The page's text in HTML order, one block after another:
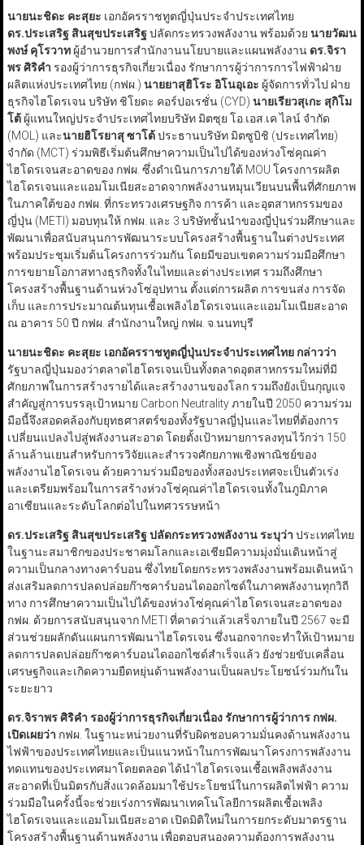
นายนะชิดะ คะสุยะ เอกอัครราชทูตญี่ปุ่นประจำประเทศไทย
ดร.ประเสริฐ สินสุขประเสริฐปลัดกระทรวงพลังงาน พร้อมด้วย นายวัฒน
พงษ์ คุโรวาท ผู้อำนวยการสำนักงานนโยบายและแผนพลังงาน ดร.จิรา
พร ศิริคำ รองผู้ว่าการธุรกิจเกี่ยวเนื่อง รักษาการผู้ว่าการการไฟฟ้าฝ่าย
ผลิตแห่งประเทศไทย (กฟผ.) นายยาสุฮิโระ อิโนอุเอะ ผู้จัดการทั่วไป ฝ่าย
ธุรกิจไฮโดรเจน บริษัท ชิโยดะ คอร์ปอเรชั่น (CYD) นายเรียวสุเกะ สุกิโม
โต้ ผู้แทนใหญ่ประจำประเทศไทยบริษัท มิตซุย โอ.เอส.เค ไลน์ จำกัด
(MOL) และนายฮิโรยาสุ ซาโต้ประธานบริษัท มิตซูบิชิ (ประเทศไทย)
จำกัด (MCT) ร่วมพิธีเริ่มต้นศึกษาความเป็นไปได้ของห่วงโซ่คุณค่า
ไฮโดรเจนสะอาดของ กฟผ. ซึ่งดำเนินการภายใต้ MOU โครงการผลิต
ไฮโดรเจนและแอมโมเนียสะอาดจากพลังงานหมุนเวียนบนพื้นที่ศักยภาพ
ในภาคใต้ของ กฟผ. ที่กระทรวงเศรษฐกิจ การค้า และอุตสาหกรรมของ
ญี่ปุ่น (METI) มอบทุนให้ กฟผ. และ 3 บริษัทชั้นนำของญี่ปุ่นร่วมศึกษาและ
พัฒนาเพื่อสนับสนุนการพัฒนาระบบโครงสร้างพื้นฐานในต่างประเทศ
พร้อมประชุมเริ่มต้นโครงการร่วมกัน โดยมีขอบเขตความร่วมมือศึกษา
การขยายโอกาสทางธุรกิจทั้งในไทยและต่างประเทศ รวมถึงศึกษา
โครงสร้างพื้นฐานด้านห่วงโซ่อุปทาน ตั้งแต่การผลิต การขนส่ง การจัด
เก็บ และการประมาณต้นทุนเชื้อเพลิงไฮโดรเจนและแอมโมเนียสะอาด
ณ อาคาร 50 ปี กฟผ. สำนักงานใหญ่ กฟผ. จ.นนทบุรี
นายนะชิดะ คะสุยะ เอกอัครราชทูตญี่ปุ่นประจำประเทศไทย กล่าวว่า
รัฐบาลญี่ปุ่นมองว่าตลาดไฮโดรเจนเป็นทั้งตลาดอุตสาหกรรมใหม่ที่มี
ศักยภาพในการสร้างรายได้และสร้างงานของโลก รวมถึงยังเป็นกุญแจ
สำคัญสู่การบรรลุเป้าหมาย Carbon Neutrality ภายในปี 2050 ความร่วม
มือนี้จึงสอดคล้องกับยุทธศาสตร์ของทั้งรัฐบาลญี่ปุ่นและไทยที่ต้องการ
เปลี่ยนแปลงไปสู่พลังงานสะอาด โดยตั้งเป้าหมายการลงทุนไว้กว่า 150
ล้านล้านเยนสำหรับการวิจัยและสำรวจศักยภาพเชิงพาณิชย์ของ
พลังงานไฮโดรเจน ด้วยความร่วมมือของทั้งสองประเทศจะเป็นตัวเร่ง
และเตรียมพร้อมในการสร้างห่วงโซ่คุณค่าไฮโดรเจนทั้งในภูมิภาค
อาเซียนและระดับโลกต่อไปในทศวรรษหน้า
ดร.ประเสริฐ สินสุขประเสริฐ ปลัดกระทรวงพลังงาน ระบุว่า ประเทศไทย
ในฐานะสมาชิกของประชาคมโลกและเอเชียมีความมุ่งมั่นเดินหน้าสู่
ความเป็นกลางทางคาร์บอน ซึ่งไทยโดยกระทรวงพลังงานพร้อมเดินหน้า
ส่งเสริมลดการปลดปล่อยก๊าซคาร์บอนไดออกไซด์ในภาคพลังงานทุกวิถี
ทาง การศึกษาความเป็นไปได้ของห่วงโซ่คุณค่าไฮโดรเจนสะอาดของ
กฟผ. ด้วยการสนับสนุนจาก METI ที่คาดว่าแล้วเสร็จภายในปี 2567 จะมี
ส่วนช่วยผลักดันแผนการพัฒนาไฮโดรเจน ซึ่งนอกจากจะทำให้เป้าหมาย
ลดการปลดปล่อยก๊าซคาร์บอนไดออกไซด์สำเร็จแล้ว ยังช่วยขับเคลื่อน
เศรษฐกิจและเกิดความยืดหยุ่นด้านพลังงานเป็นผลประโยชน์ร่วมกันใน
ระยะยาว
ดร.จิราพร ศิริคำ รองผู้ว่าการธุรกิจเกี่ยวเนื่อง รักษาการผู้ว่าการ กฟผ.
เปิดเผยว่า กฟผ. ในฐานะหน่วยงานที่รับผิดชอบความมั่นคงด้านพลังงาน
ไฟฟ้าของประเทศไทยและเป็นแนวหน้าในการพัฒนาโครงการพลังงาน
ทดแทนของประเทศมาโดยตลอด ได้นำไฮโดรเจนเชื้อเพลิงพลังงาน
สะอาดที่เป็นมิตรกับสิ่งแวดล้อมมาใช้ประโยชน์ในการผลิตไฟฟ้า ความ
ร่วมมือในครั้งนี้จะช่วยเร่งการพัฒนาเทคโนโลยีการผลิตเชื้อเพลิง
ไฮโดรเจนและแอมโมเนียสะอาด เปิดมิติใหม่ในการยกระดับมาตรฐาน
โครงสร้างพื้นฐานด้านพลังงาน เพื่อตอบสนองความต้องการพลังงาน